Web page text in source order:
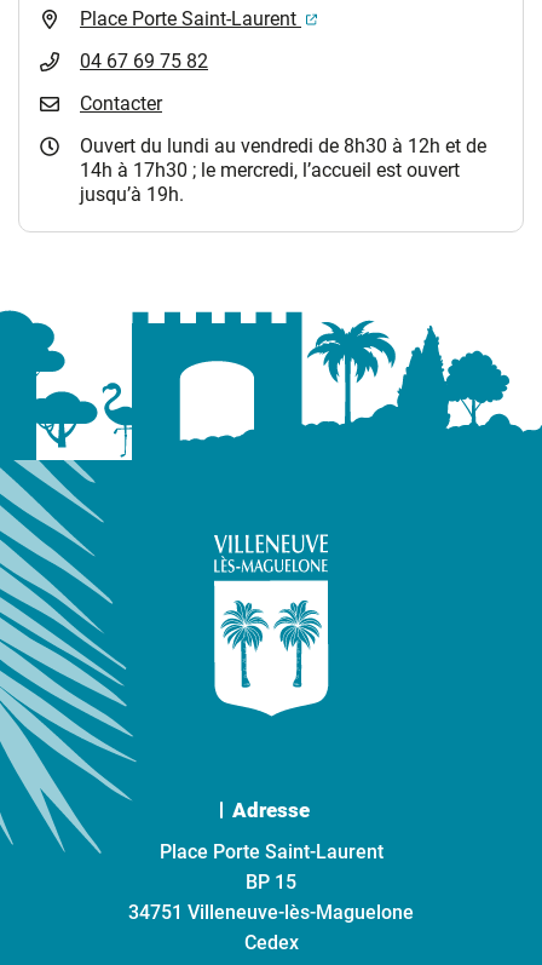
Place Porte Saint-Laurent
(ouverture dans un
04 67 69 75 82
Contacter
Ouvert du lundi au vendredi de 8h30 à 12h et de
14h à 17h30 ; le mercredi, l’accueil est ouvert
jusqu’à 19h.
Adresse
Place Porte Saint-Laurent
BP 15
34751 Villeneuve-lès-Maguelone
Cedex